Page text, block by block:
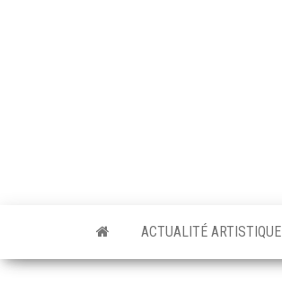
ACTUALITÉ ARTISTIQUE